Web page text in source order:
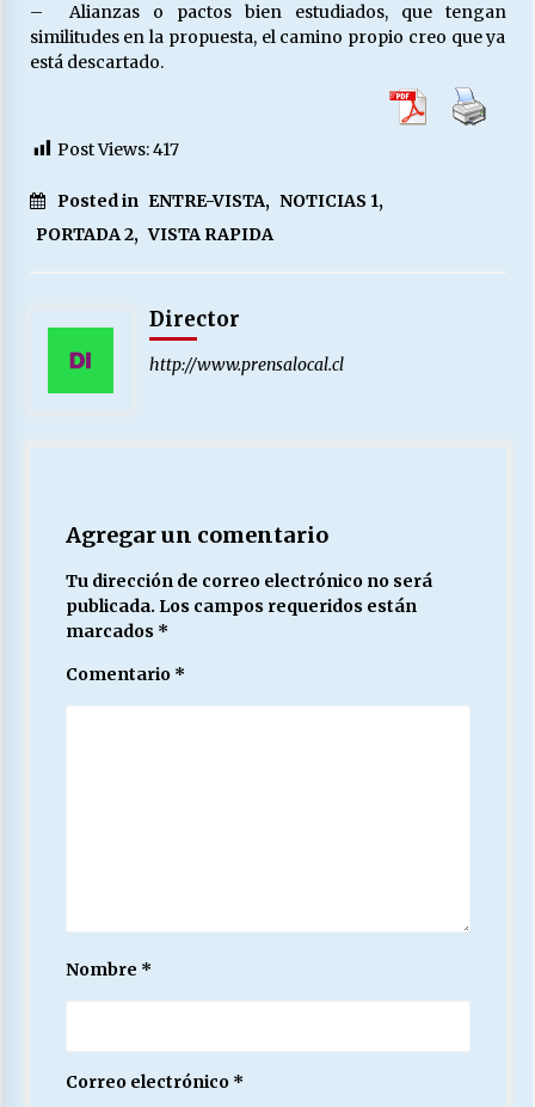
– Alianzas o pactos bien estudiados, que tengan
similitudes en la propuesta, el camino propio creo que ya
está descartado.
Post Views:417
Posted in ENTRE-VISTA, NOTICIAS 1,
PORTADA 2, VISTA RAPIDA
Director
http://www.prensalocal.cl
Agregar un comentario
Tu dirección de correo electrónico no será
publicada. Los campos requeridos están
marcados *
Comentario *
Nombre *
Correo electrónico *